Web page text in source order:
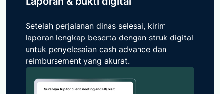
Setelah perjalanan dinas selesai, kirim
laporan lengkap beserta dengan struk digital
untuk penyelesaian cash advance dan
reimbursement yang akurat.